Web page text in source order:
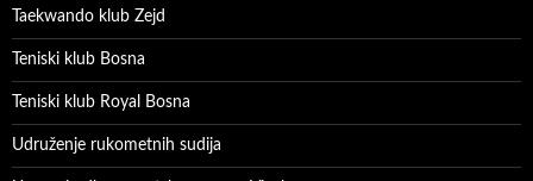
Taekwando klub Zejd
Teniski klub Bosna
Teniski klub Royal Bosna
Udruženje rukometnih sudija